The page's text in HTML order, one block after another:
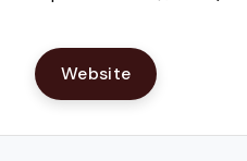
Website